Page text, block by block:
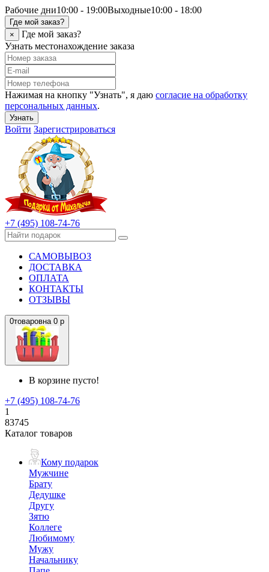
Рабочие дни10:00 - 19:00Выходные10:00 - 18:00
Где мой заказ?
×
Где мой заказ?
Узнать местонахождение заказа
Нажимая на кнопку "Узнать", я даю согласие на обработку
персональных данных.
Узнать
Войти Зарегистрироваться
+7 (495) 108-74-76
САМОВЫВОЗ
ДОСТАВКА
ОПЛАТА
КОНТАКТЫ
ОТЗЫВЫ
0товаровна 0 р
В корзине пусто!
+7 (495) 108-74-76
1
83745
Каталог товаров
Кому подарок
Мужчине
Брату
Дедушке
Другу
Зятю
Коллеге
Любимому
Мужу
Начальнику